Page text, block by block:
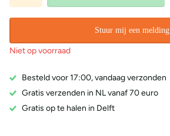
Stuur mij een melding
Niet op voorraad
Besteld voor 17:00, vandaag verzonden
Gratis verzenden in NL vanaf 70 euro
Gratis op te halen in Delft